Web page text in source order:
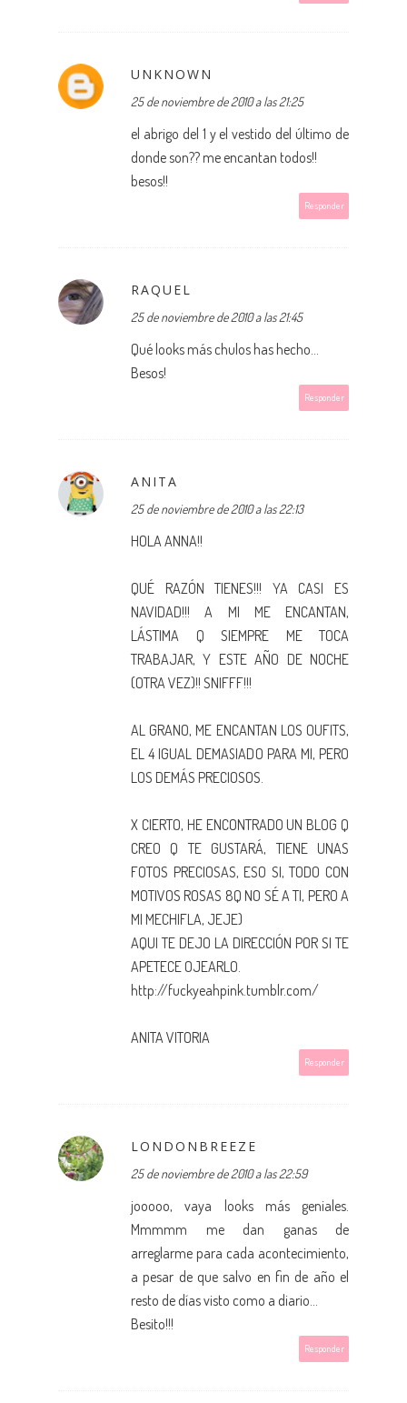
UNKNOWN
25 de noviembre de 2010 a las 21:25
el abrigo del 1 y el vestido del último de
donde son?? me encantan todos!!
besos!!
Responder
RAQUEL
25 de noviembre de 2010 a las 21:45
Qué looks más chulos has hecho...
Besos!
Responder
ANITA
25 de noviembre de 2010 a las 22:13
HOLA ANNA!!
QUÉ RAZÓN TIENES!!! YA CASI ES
NAVIDAD!!! A MI ME ENCANTAN,
LÁSTIMA Q SIEMPRE ME TOCA
TRABAJAR, Y ESTE AÑO DE NOCHE
(OTRA VEZ)!! SNIFFF!!!
AL GRANO, ME ENCANTAN LOS OUFITS,
EL 4 IGUAL DEMASIADO PARA MI, PERO
LOS DEMÁS PRECIOSOS.
X CIERTO, HE ENCONTRADO UN BLOG Q
CREO Q TE GUSTARÁ, TIENE UNAS
FOTOS PRECIOSAS, ESO SI, TODO CON
MOTIVOS ROSAS 8Q NO SÉ A TI, PERO A
MI MECHIFLA, JEJE)
AQUI TE DEJO LA DIRECCIÓN POR SI TE
APETECE OJEARLO.
http://fuckyeahpink.tumblr.com/
ANITA VITORIA
Responder
LONDONBREEZE
25 de noviembre de 2010 a las 22:59
jooooo, vaya looks más geniales.
Mmmmm me dan ganas de
arreglarme para cada acontecimiento,
a pesar de que salvo en fin de año el
resto de días visto como a diario...
Besito!!!
Responder